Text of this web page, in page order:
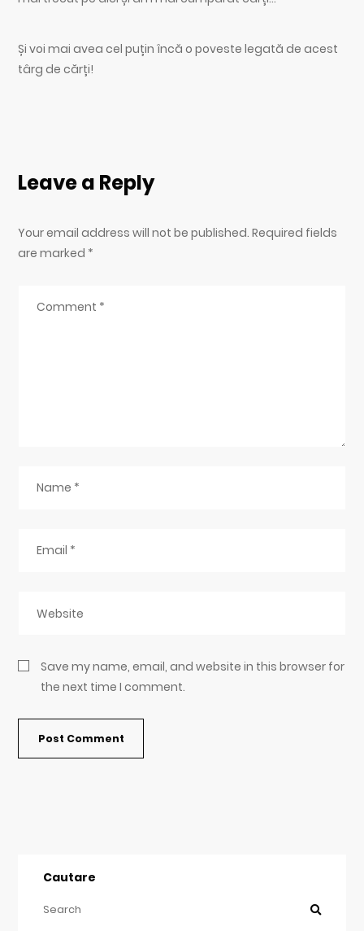
Și voi mai avea cel puțin încă o poveste legată de acest
târg de cărți!
Leave a Reply
Your email address will not be published. Required fields
are marked *
Save my name, email, and website in this browser for
the next time I comment.
Cautare